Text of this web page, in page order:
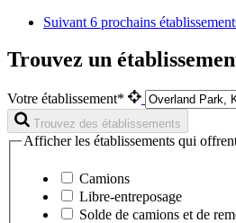
Suivant 6 prochains
Trouvez un
Votre établissement*
Trouvez des établissements
Afficher les établissements qui
Camions
Libre-entreposage
Solde de camions et de